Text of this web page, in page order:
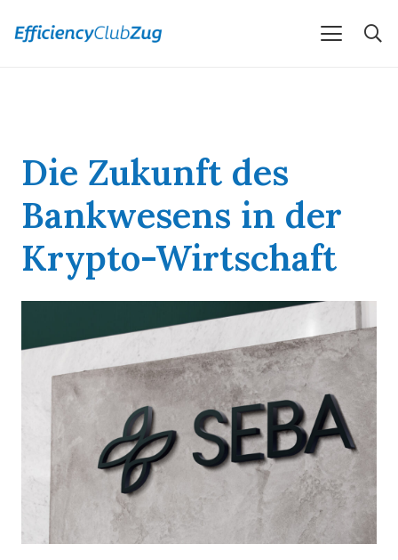
Die Zukunft des
Bankwesens in der
Krypto-Wirtschaft